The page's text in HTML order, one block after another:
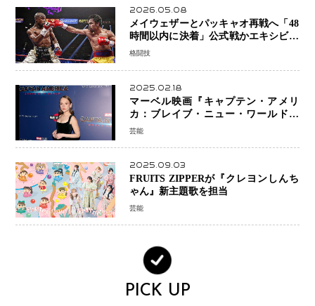
2026.05.08
メイウェザーとパッキャオ再戦へ「48
時間以内に決着」公式戦かエキシビシ
ョンか混迷続く
格闘技
2025.02.18
マーベル映画『キャプテン・アメリ
カ：ブレイブ・ニュー・ワールド』
新ブラック・ウィドウ役のシラ・ハー
芸能
2025.09.03
FRUITS ZIPPERが『クレヨンしんち
ゃん』新主題歌を担当
芸能
PICK UP